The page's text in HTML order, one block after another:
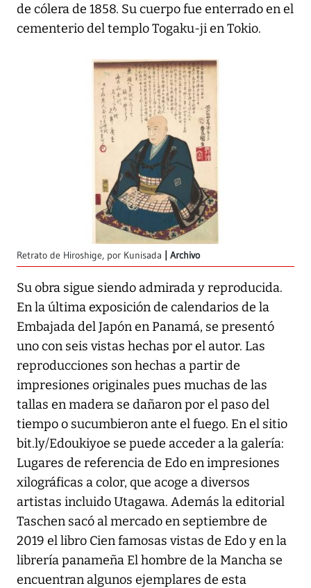
de cólera de 1858. Su cuerpo fue enterrado en el
cementerio del templo Togaku-ji en Tokio.
Retrato de Hiroshige, por Kunisada Archivo
Su obra sigue siendo admirada y reproducida.
En la última exposición de calendarios de la
Embajada del Japón en Panamá, se presentó
uno con seis vistas hechas por el autor. Las
reproducciones son hechas a partir de
impresiones originales pues muchas de las
tallas en madera se dañaron por el paso del
tiempo o sucumbieron ante el fuego. En el sitio
bit.ly/Edoukiyoe se puede acceder a la galería:
Lugares de referencia de Edo en impresiones
xilográficas a color, que acoge a diversos
artistas incluido Utagawa. Además la editorial
Taschen sacó al mercado en septiembre de
2019 el libro Cien famosas vistas de Edo y en la
librería panameña El hombre de la Mancha se
encuentran algunos ejemplares de esta